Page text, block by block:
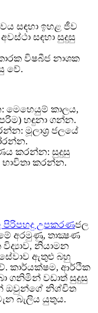
සඳහා ඉහළ ජීව
සඳහා සුදුසු
විෂබීජ නාශක
වේ.
මෙහෙයුම් කාලය,
හඳුනා ගන්න.
මූලාශ්‍ර ජලයේ
කරන්න: සුදුසු
භාවිතා කරන්න.
පිරිපහදු උපකරණජල
අරමුණු, තාක්‍ෂණ
නියාමන
ඇතුළු බහු
කාර්යක්ෂම, ආර්ථික
ගනිමින් වඩාත් සුදුසු
ඔවුන්ගේ නිශ්චිත
බැලිය යුතුය.